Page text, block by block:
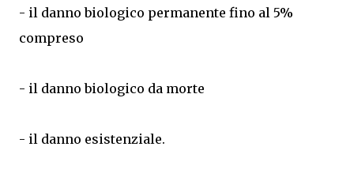
- il danno biologico permanente fino al 5%
compreso
- il danno biologico da morte
- il danno esistenziale.